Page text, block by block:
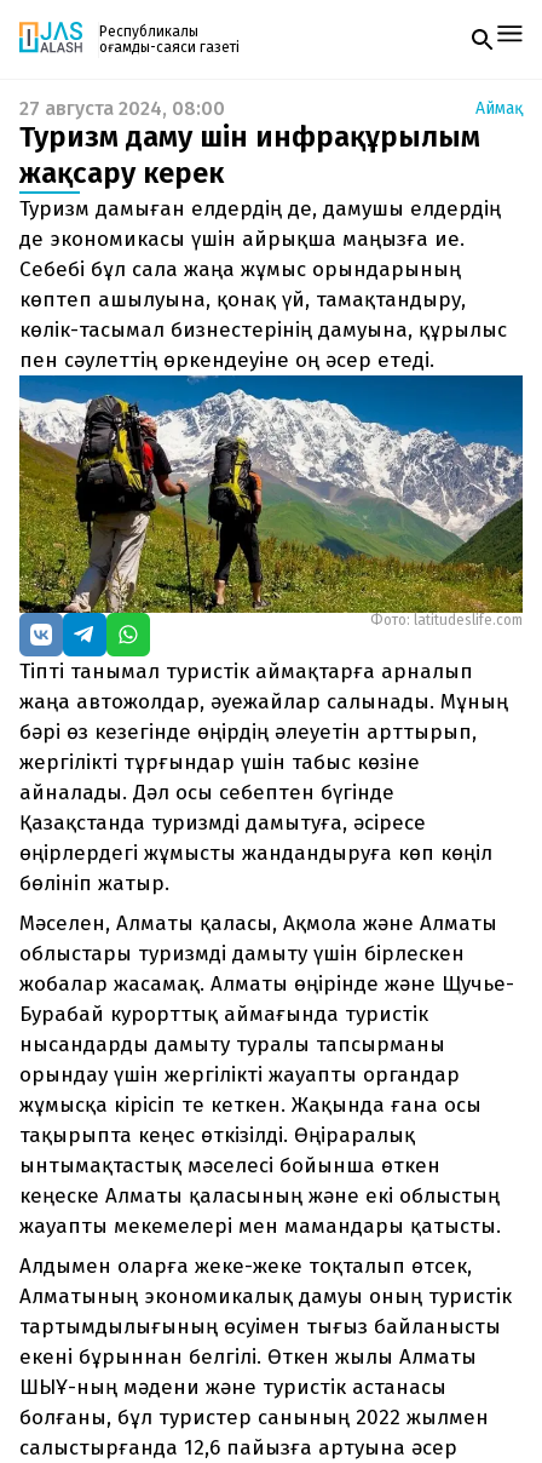
Республикалық
қоғамдық-саяси газеті
Жаңалықтар
Спорт
Live
Руханият
Аймақ
Архив
Заң және тәртіп
Редакциямен байланыс
+7 708 604 51 06
Жарнама бөлімі
+7 701 220 64 52
Пошта
zhasalash100@gmail.com
Газетке жазылу
PDF форматтағы газетті ай сайын электронды
поштаңызға алып отырыңыз. Жаңа нөмір
шыққан сәтте сізге бірден жіберіледі. Тек email
енгізіңіз, біз қалғанын өзіміз жібереміз.
27 августа 2024, 08:00 Аймақ
Туризм даму үшін инфрақұрылым
жақсару керек
Туризм дамыған елдердің де, дамушы елдердің
де экономикасы үшін айрықша маңызға ие.
Себебі бұл сала жаңа жұмыс орындарының
көптеп ашылуына, қонақ үй, тамақтандыру,
көлік-тасымал бизнестерінің дамуына, құрылыс
пен сәулеттің өркендеуіне оң әсер етеді.
Фото: latitudeslife.com
Тіпті танымал туристік аймақтарға арналып
жаңа автожолдар, әуежайлар салынады. Мұның
бәрі өз кезегінде өңірдің әлеуетін арттырып,
жергілікті тұрғындар үшін табыс көзіне
айналады. Дәл осы себептен бүгінде
Қазақстанда туризмді дамытуға, әсіресе
өңірлердегі жұмысты жандандыруға көп көңіл
бөлініп жатыр.
Мәселен, Алматы қаласы, Ақмола және Алматы
облыстары туризмді дамыту үшін бірлескен
жобалар жасамақ. Алматы өңірінде және Щучье-
Бурабай курорттық аймағында туристік
нысандарды дамыту туралы тапсырманы
орындау үшін жергілікті жауапты органдар
жұмысқа кірісіп те кеткен. Жақында ғана осы
тақырыпта кеңес өткізілді. Өңіраралық
ынтымақтастық мәселесі бойынша өткен
кеңеске Алматы қаласының және екі облыстың
жауапты мекемелері мен мамандары қатысты.
Алдымен оларға жеке-жеке тоқталып өтсек,
Алматының экономикалық дамуы оның туристік
тартымдылығының өсуімен тығыз байланысты
екені бұрыннан белгілі. Өткен жылы Алматы
ШЫҰ-ның мәдени және туристік астанасы
болғаны, бұл туристер санының 2022 жылмен
салыстырғанда 12,6 пайызға артуына әсер